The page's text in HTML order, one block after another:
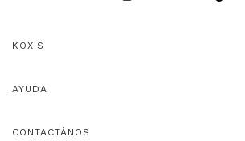
KOXIS
AYUDA
CONTACTÁNOS